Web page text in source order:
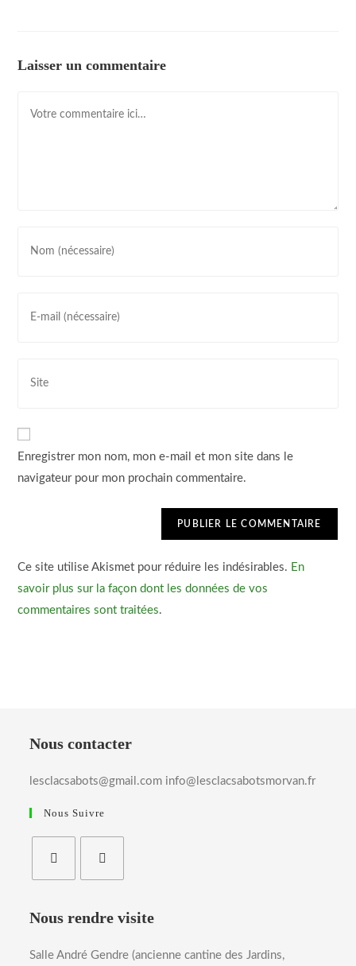
Laisser un commentaire
Enregistrer mon nom, mon e-mail et mon site dans le
navigateur pour mon prochain commentaire.
Ce site utilise Akismet pour réduire les indésirables. En
savoir plus sur la façon dont les données de vos
commentaires sont traitées.
Nous contacter
lesclacsabots@gmail.com info@lesclacsabotsmorvan.fr
Nous Suivre
Nous rendre visite
Salle André Gendre (ancienne cantine des Jardins,